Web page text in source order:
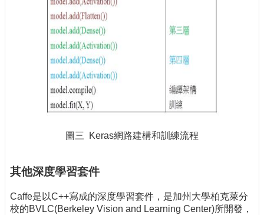
圖三 Keras網路建構和訓練流程
其他深度學習套件
Caffe是以C++寫成的深度學習套件，是加州大學柏克萊分
校的BVLC(Berkeley Vision and Learning Center)所開發，